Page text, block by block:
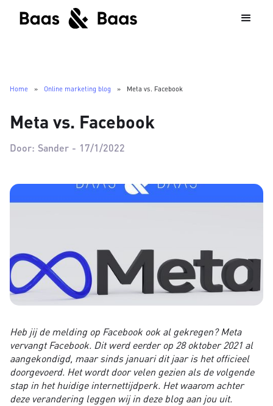
Home » Online marketing blog » Meta vs. Facebook
Meta vs. Facebook
Door: Sander - 17/1/2022
Heb jij de melding op Facebook ook al gekregen? Meta
vervangt Facebook. Dit werd eerder op 28 oktober 2021 al
aangekondigd, maar sinds januari dit jaar is het officieel
doorgevoerd. Het wordt door velen gezien als de volgende
stap in het huidige internettijdperk. Het waarom achter
deze verandering leggen wij in deze blog aan jou uit.